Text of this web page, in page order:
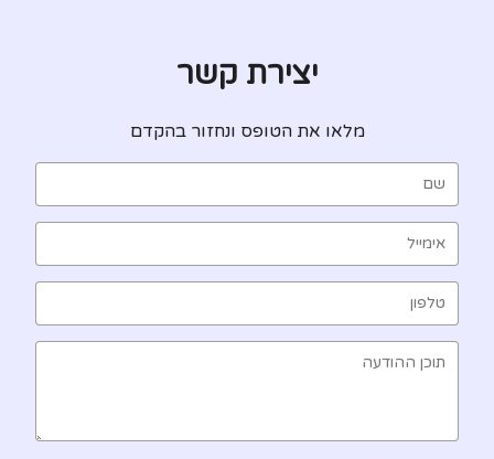
יצירת קשר
מלאו את הטופס ונחזור בהקדם